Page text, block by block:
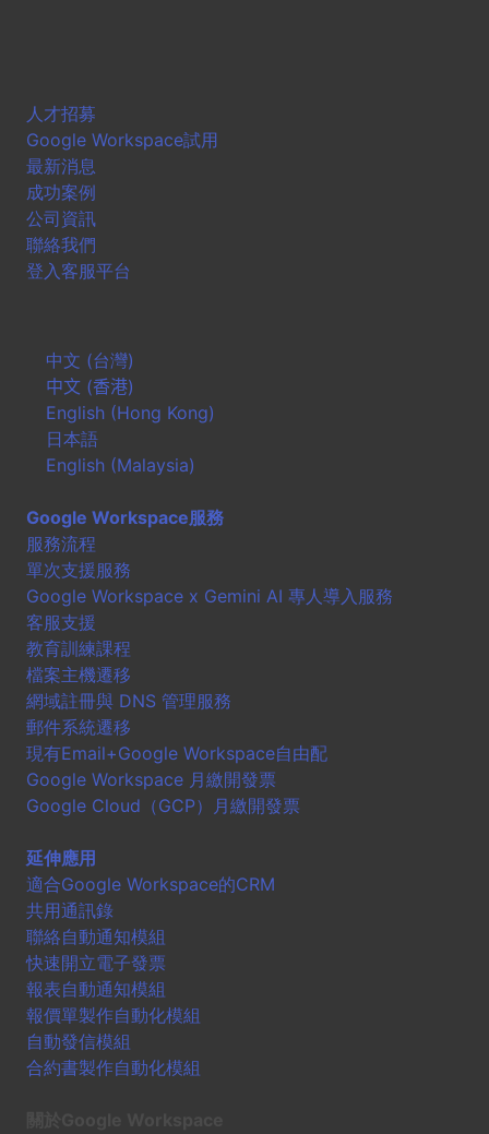
人才招募
Google Workspace試用
最新消息
成功案例
公司資訊
聯絡我們
登入客服平台
中文 (台灣)
中文 (香港)
English (Hong Kong)
日本語
English (Malaysia)
Google Workspace服務
服務流程
單次支援服務
Google Workspace x Gemini AI 專人導入服務
客服支援
教育訓練課程
檔案主機遷移
網域註冊與 DNS 管理服務
郵件系統遷移
現有Email+Google Workspace自由配
Google Workspace 月繳開發票
Google Cloud（GCP）月繳開發票
延伸應用
適合Google Workspace的CRM
共用通訊錄
聯絡自動通知模組
快速開立電子發票
報表自動通知模組
報價單製作自動化模組
自動發信模組
合約書製作自動化模組